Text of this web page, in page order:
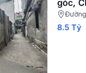
góc,
8.5 Tỷ